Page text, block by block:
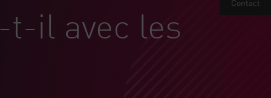
il avec les
Contact